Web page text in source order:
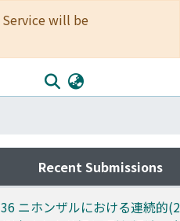
Service will be
Recent Submissions
ニホンザルにおける連続的